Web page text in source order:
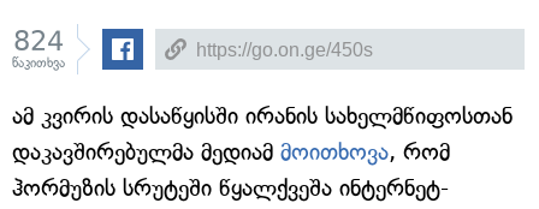
824
წაკითხვა
ამ კვირის დასაწყისში ირანის სახელმწიფოსთან
დაკავშირებულმა მედიამ მოითხოვა, რომ
ჰორმუზის სრუტეში წყალქვეშა ინტერნეტ-